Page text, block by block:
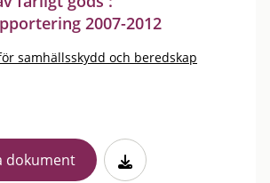
2007-2012
samhällsskydd och beredskap
dokument